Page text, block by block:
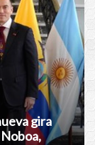
gira